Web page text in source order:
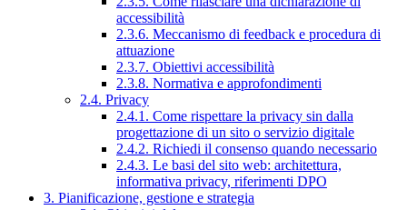
accessibilità
2.3.6. Meccanismo di feedback e procedura di
attuazione
2.3.7. Obiettivi accessibilità
2.3.8. Normativa e approfondimenti
2.4. Privacy
2.4.1. Come rispettare la privacy sin dalla
progettazione di un sito o servizio digitale
2.4.2. Richiedi il consenso quando necessario
2.4.3. Le basi del sito web: architettura,
informativa privacy, riferimenti DPO
3. Pianificazione, gestione e strategia